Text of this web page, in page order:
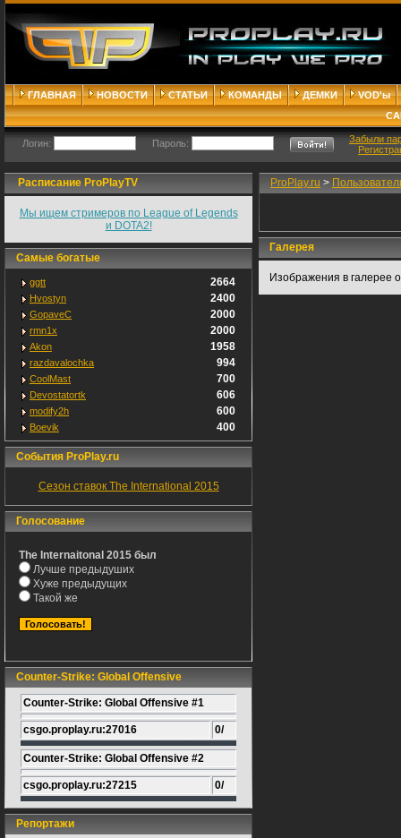
ГЛАВНАЯ НОВОСТИ СТАТЬИ КОМАНДЫ ДЕМКИ
VOD'ы
Логин: Пароль:
Забыли
Расписание ProPlayTV
Мы ищем стримеров по League of Legends
и DOTA2!
Самые богатые
ggtt 2664
Hvostyn 2400
GopaveC 2000
rmn1x 2000
Akon 1958
razdavalochka 994
CoolMast 700
Devostatortk 606
modify2h 600
Boevik 400
События ProPlay.ru
Сезон ставок The International 2015
Голосование
The Internaitonal 2015 был
Лучше предыдуших
Хуже предыдущих
Такой же
Counter-Strike: Global Offensive
Counter-Strike: Global Offensive #1
csgo.proplay.ru:27016 0/
Counter-Strike: Global Offensive #2
csgo.proplay.ru:27215 0/
Репортажи
ProPlay.ru >
Галерея
Изображения в галерее